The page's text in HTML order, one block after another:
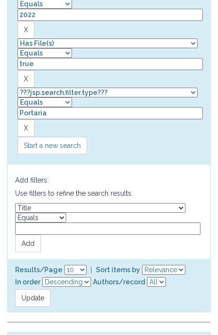
Start a new search
Add filters:
Use filters to refine the search results.
Results/Page
Sort items by
In order
Authors/record